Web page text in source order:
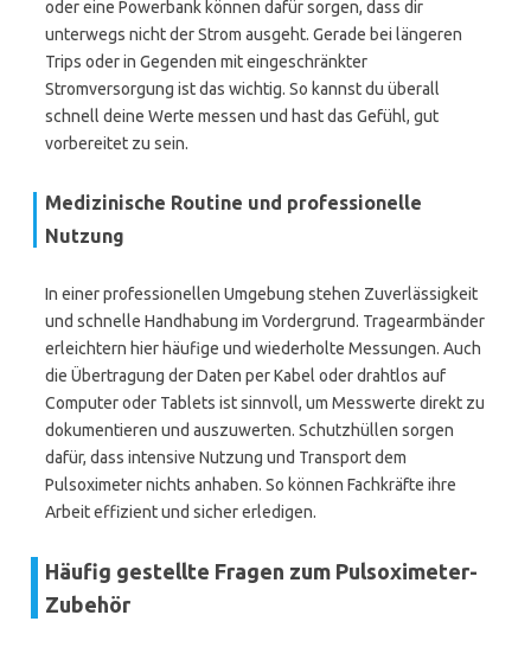
oder eine Powerbank können dafür sorgen, dass dir
unterwegs nicht der Strom ausgeht. Gerade bei längeren
Trips oder in Gegenden mit eingeschränkter
Stromversorgung ist das wichtig. So kannst du überall
schnell deine Werte messen und hast das Gefühl, gut
vorbereitet zu sein.
Medizinische Routine und professionelle
Nutzung
In einer professionellen Umgebung stehen Zuverlässigkeit
und schnelle Handhabung im Vordergrund. Tragearmbänder
erleichtern hier häufige und wiederholte Messungen. Auch
die Übertragung der Daten per Kabel oder drahtlos auf
Computer oder Tablets ist sinnvoll, um Messwerte direkt zu
dokumentieren und auszuwerten. Schutzhüllen sorgen
dafür, dass intensive Nutzung und Transport dem
Pulsoximeter nichts anhaben. So können Fachkräfte ihre
Arbeit effizient und sicher erledigen.
Häufig gestellte Fragen zum Pulsoximeter-
Zubehör